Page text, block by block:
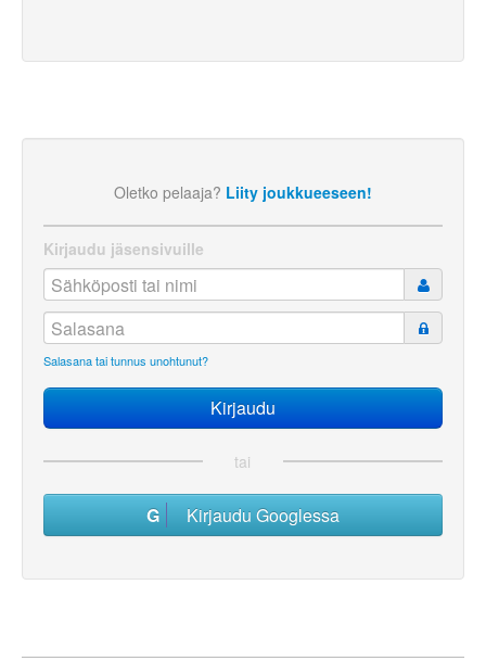
Oletko pelaaja? Liity joukkueeseen!
Kirjaudu jäsensivuille
Salasana tai tunnus unohtunut?
tai
Kirjaudu Googlessa